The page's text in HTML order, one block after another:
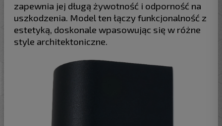
zapewnia jej długą żywotność i odporność na
uszkodzenia. Model ten łączy funkcjonalność z
estetyką, doskonale wpasowując się w różne
style architektoniczne.